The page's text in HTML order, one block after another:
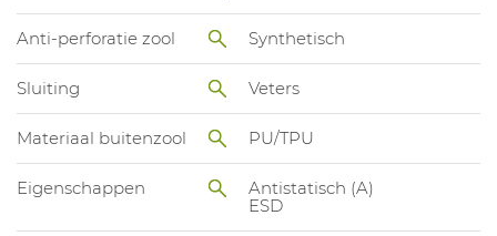
Anti-perforatie zool Synthetisch
Sluiting Veters
Materiaal buitenzool PU/TPU
Eigenschappen
Antistatisch (A)
ESD